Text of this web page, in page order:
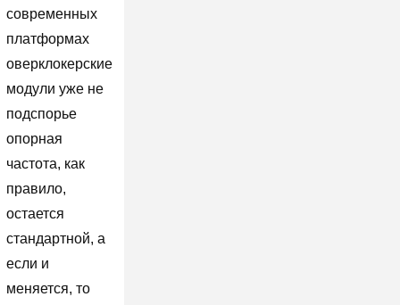
современных
платформах
оверклокерские
модули уже не
подспорье
опорная
частота, как
правило,
остается
стандартной, а
если и
меняется, то